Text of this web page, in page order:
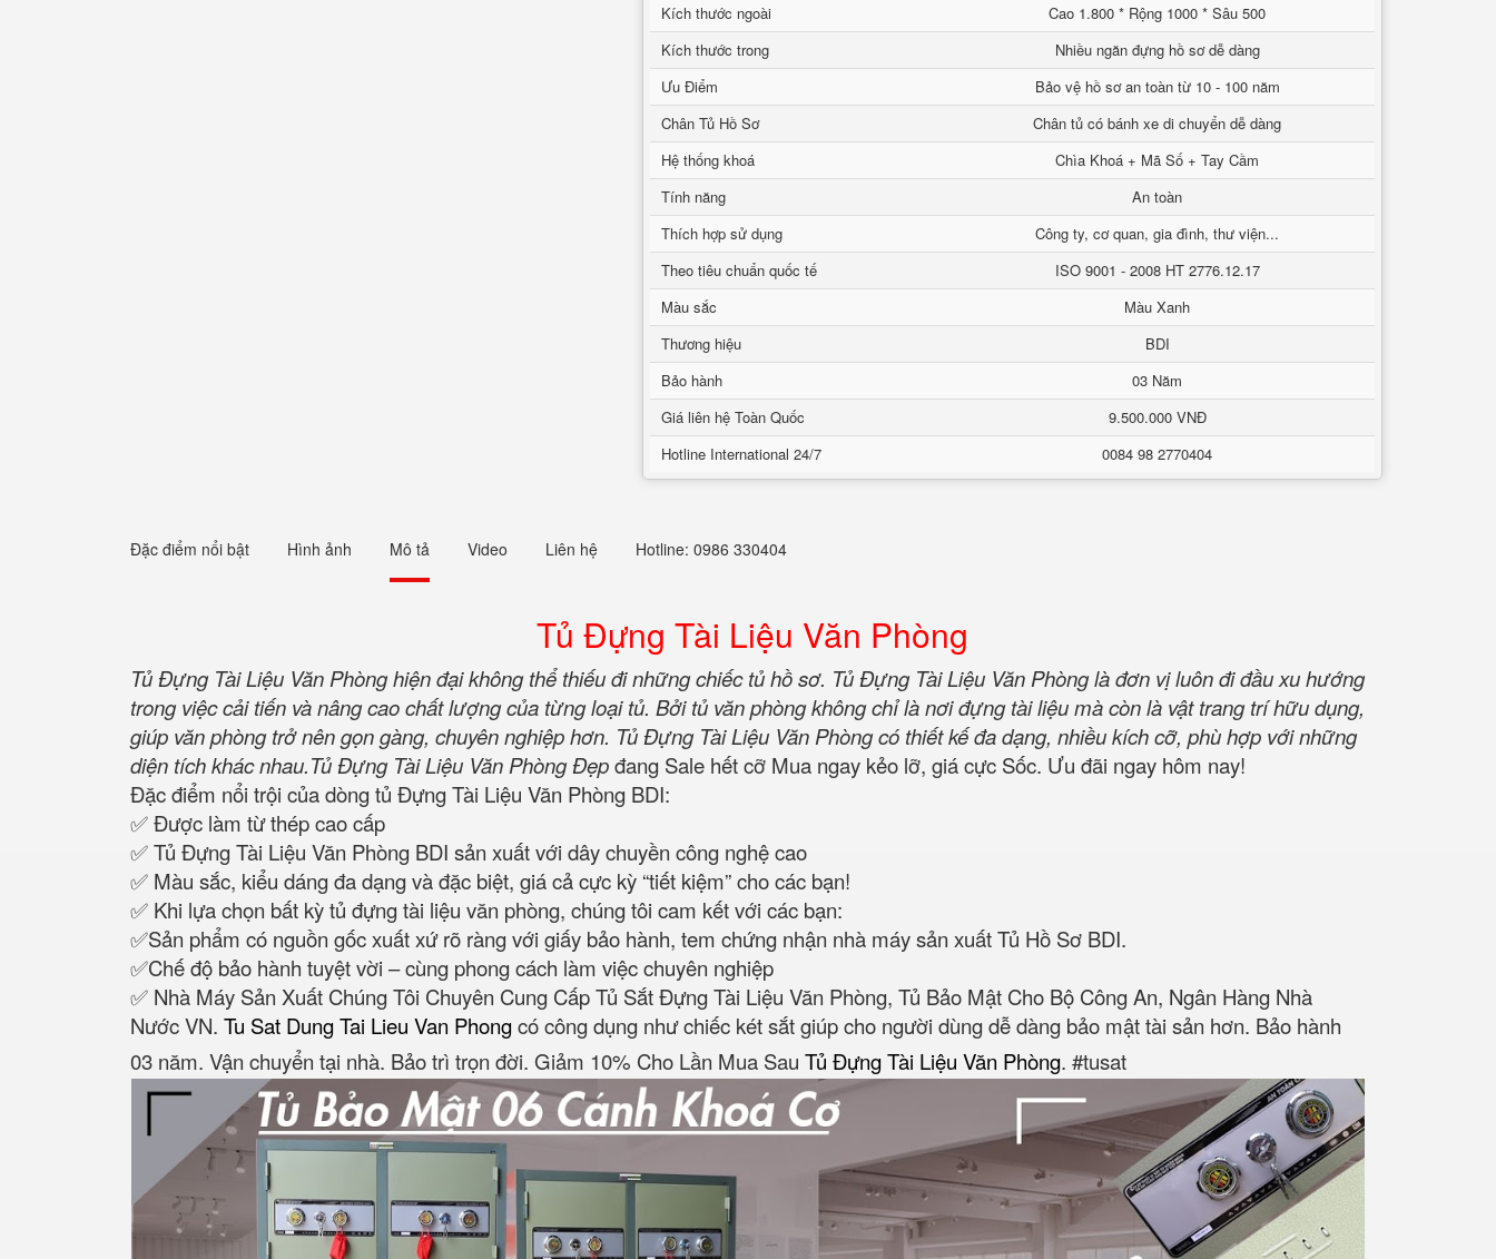
Kích thước ngoài
Cao 1.800 * Rộng 1000 * Sâu 500
Kích thước trong
Nhiều ngăn đựng hồ sơ dễ dàng
Ưu Điểm
Bảo vệ hồ sơ an toàn từ 10 - 100 năm
Chân Tủ Hồ Sơ
Chân tủ có bánh xe di chuyển dễ dàng
Hệ thống khoá
Chìa Khoá + Mã Số + Tay Cầm
Tính năng
An toàn
Thích hợp sử dụng
Công ty, cơ quan, gia đình, thư viện...
Theo tiêu chuẩn quốc tế
ISO 9001 - 2008 HT 2776.12.17
Màu sắc
Màu Xanh
Thương hiệu
BDI
Bảo hành
03 Năm
Giá liên hệ Toàn Quốc
9.500.000 VNĐ
Hotline International 24/7
0084 98 2770404
Đặc điểm nổi bật Hình ảnh Mô tả Video Liên hệ Hotline: 0986 330404
Tủ Đựng Tài Liệu Văn Phòng
Tủ Đựng Tài Liệu Văn Phòng hiện đại không thể thiếu đi những chiếc tủ hồ sơ. Tủ Đựng Tài Liệu Văn Phòng là đơn vị luôn đi đầu xu hướng
trong việc cải tiến và nâng cao chất lượng của từng loại tủ. Bởi tủ văn phòng không chỉ là nơi đựng tài liệu mà còn là vật trang trí hữu dụng,
giúp văn phòng trở nên gọn gàng, chuyên nghiệp hơn. Tủ Đựng Tài Liệu Văn Phòng có thiết kế đa dạng, nhiều kích cỡ, phù hợp với những
diện tích khác nhau.Tủ Đựng Tài Liệu Văn Phòng Đẹpđang Sale hết cỡ Mua ngay kẻo lỡ‎, giá cực Sốc. Ưu đãi ngay hôm nay!
Đặc điểm nổi trội của dòng tủ Đựng Tài Liệu Văn Phòng BDI:
✅ Được làm từ thép cao cấp
✅ Tủ Đựng Tài Liệu Văn Phòng BDI sản xuất với dây chuyền công nghệ cao
✅ Màu sắc, kiểu dáng đa dạng và đặc biệt, giá cả cực kỳ “tiết kiệm” cho các bạn!
✅ Khi lựa chọn bất kỳ tủ đựng tài liệu văn phòng, chúng tôi cam kết với các bạn:
✅Sản phẩm có nguồn gốc xuất xứ rõ ràng với giấy bảo hành, tem chứng nhận nhà máy sản xuất Tủ Hồ Sơ BDI.
✅Chế độ bảo hành tuyệt vời – cùng phong cách làm việc chuyên nghiệp
✅ Nhà Máy Sản Xuất Chúng Tôi Chuyên Cung Cấp Tủ Sắt Đựng Tài Liệu Văn Phòng, Tủ Bảo Mật Cho Bộ Công An, Ngân Hàng Nhà
Nước VN. Tu Sat Dung Tai Lieu Van Phongcó công dụng như chiếc két sắt giúp cho người dùng dễ dàng bảo mật tài sản hơn. Bảo hành
03 năm. Vận chuyển tại nhà. Bảo trì trọn đời. Giảm 10% Cho Lần Mua Sau Tủ Đựng Tài Liệu Văn Phòng. #tusat